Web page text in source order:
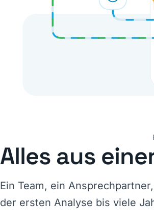
Alles aus
Ein Team, ein
der ersten Analyse bis viele